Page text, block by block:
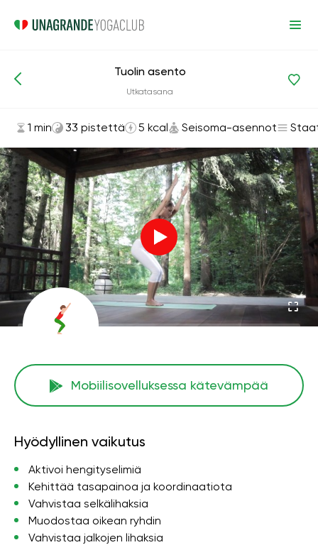
Asanat ja harjoitukset
Tuolin asento
Utkatasana
1 min 33 pistettä 5 kcal Seisoma-asennot
Mobiilisovelluksessa kätevämpää
Hyödyllinen vaikutus
Aktivoi hengityselimiä
Kehittää tasapainoa ja koordinaatiota
Vahvistaa selkälihaksia
Muodostaa oikean ryhdin
Vahvistaa jalkojen lihaksia